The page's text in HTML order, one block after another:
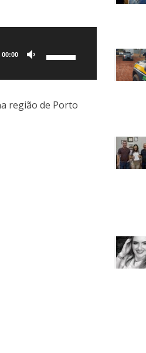
00:00
setas
região de Porto